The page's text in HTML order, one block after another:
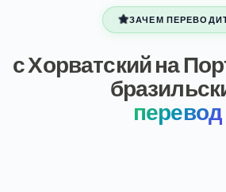
ЗАЧЕМ
с Хорватский на
перевод